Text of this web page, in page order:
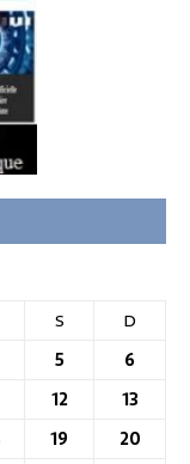
S
D
5
6
12
13
19
20